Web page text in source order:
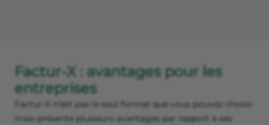
Factur-X : avantages pour les
entreprises
Factur-X n’est pas le seul format que vous pouvez choisir
mais présente plusieurs avantages par rapport à ses